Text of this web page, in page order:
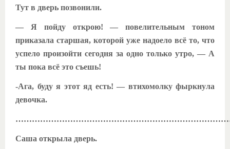
Тут в дверь позвонили.
— Я пойду открою! — повелительным тоном
приказала старшая, которой уже надоело всё то, что
успело произойти сегодня за одно только утро, — А
ты пока всё это съешь!
-Ага, буду я этот яд есть! — втихомолку фыркнула
девочка.
Саша открыла дверь.